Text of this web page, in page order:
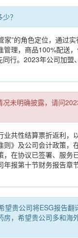
？
”的角色定位，通过
理，商品100%配送
行。2023年公司加
明确披露，请问
共性结算票折返利，
》及公司会计政策
在协议已签署、服
报第十节财务报告章
贵公司将ESG报告翻
，希望贵公司多和